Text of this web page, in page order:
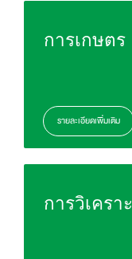
การเกษตร
รายละเอียดเพิ่มเติม
การวิเคร